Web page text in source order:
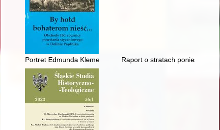
Portret Edmunda KlemensiewiczaRaport o stratach